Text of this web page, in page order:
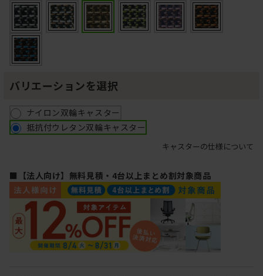
バリエーションを選択
ナイロン双輪キャスター
抵抗付ウレタン双輪キャスター
キャスターの仕様について
■【法人向け】無料見積・4台以上まとめ割対象商品